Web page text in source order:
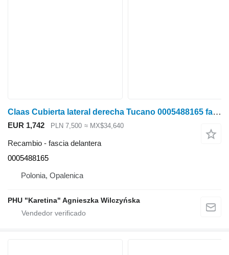
Claas Cubierta lateral derecha Tucano 0005488165 fascia delantera para Claas Tucano cosechadora de cereales
EUR 1,742 PLN 7,500 ≈ MX$34,640
Recambio - fascia delantera
0005488165
Polonia, Opalenica
PHU "Karetina" Agnieszka Wilczyńska